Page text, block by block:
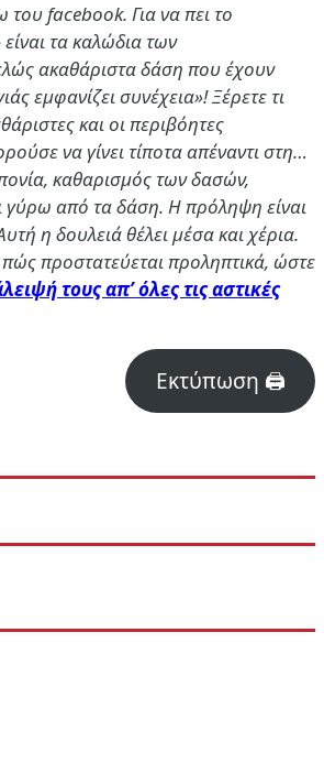
facebook. Για να πει το
τα καλώδια των
ακαθάριστα δάση που έχουν
εμφανίζει συνέχεια»! Ξέρετε τι
και οι περιβόητες
να γίνει τίποτα απέναντι στη…
καθαρισμός των δασών,
γύρω από τα δάση. Η πρόληψη είναι
η δουλειά θέλει μέσα και χέρια.
πώς προστατεύεται προληπτικά, ώστε
τους απ’ όλες τις αστικές
Εκτύπωση 🖨